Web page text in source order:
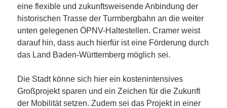
eine flexible und zukunftsweisende Anbindung der
historischen Trasse der Turmbergbahn an die weiter
unten gelegenen ÖPNV-Haltestellen. Cramer weist
darauf hin, dass auch hierfür ist eine Förderung durch
das Land Baden-Württemberg möglich sei.
Die Stadt könne sich hier ein kostenintensives
Großprojekt sparen und ein Zeichen für die Zukunft
der Mobilität setzen. Zudem sei das Projekt in einer